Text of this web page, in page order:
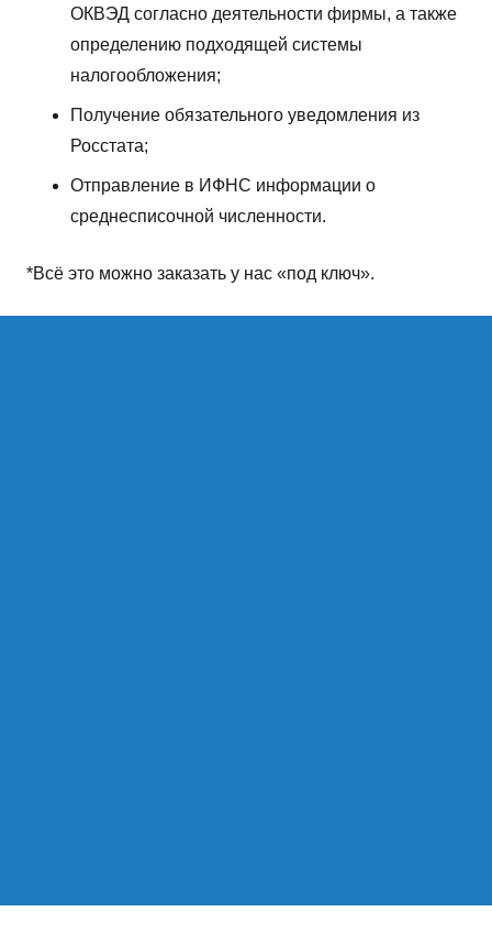
ОКВЭД согласно деятельности фирмы, а также
определению подходящей системы
налогообложения;
Получение обязательного уведомления из
Росстата;
Отправление в ИФНС информации о
среднесписочной численности.
*Всё это можно заказать у нас «под ключ».